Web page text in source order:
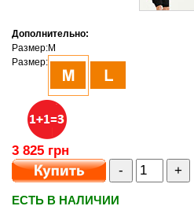
Дополнительно:
Размер:M
Размер:
3 825 грн
-
+
ЕСТЬ В НАЛИЧИИ